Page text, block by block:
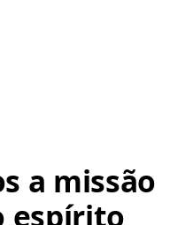
a missão
espírito